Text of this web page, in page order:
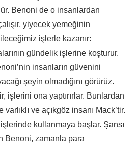
Benoni de o insanlardan
yiyecek yemeğinin
işlerle kazanır:
gündelik işlerine koşturur.
insanların güvenini
şeyin olmadığını görürüz.
işlerini ona yaptırırlar. Bunlardan
ve açıkgöz insanı Mack’tir.
kullanmaya başlar. Şansı
Benoni, zamanla para